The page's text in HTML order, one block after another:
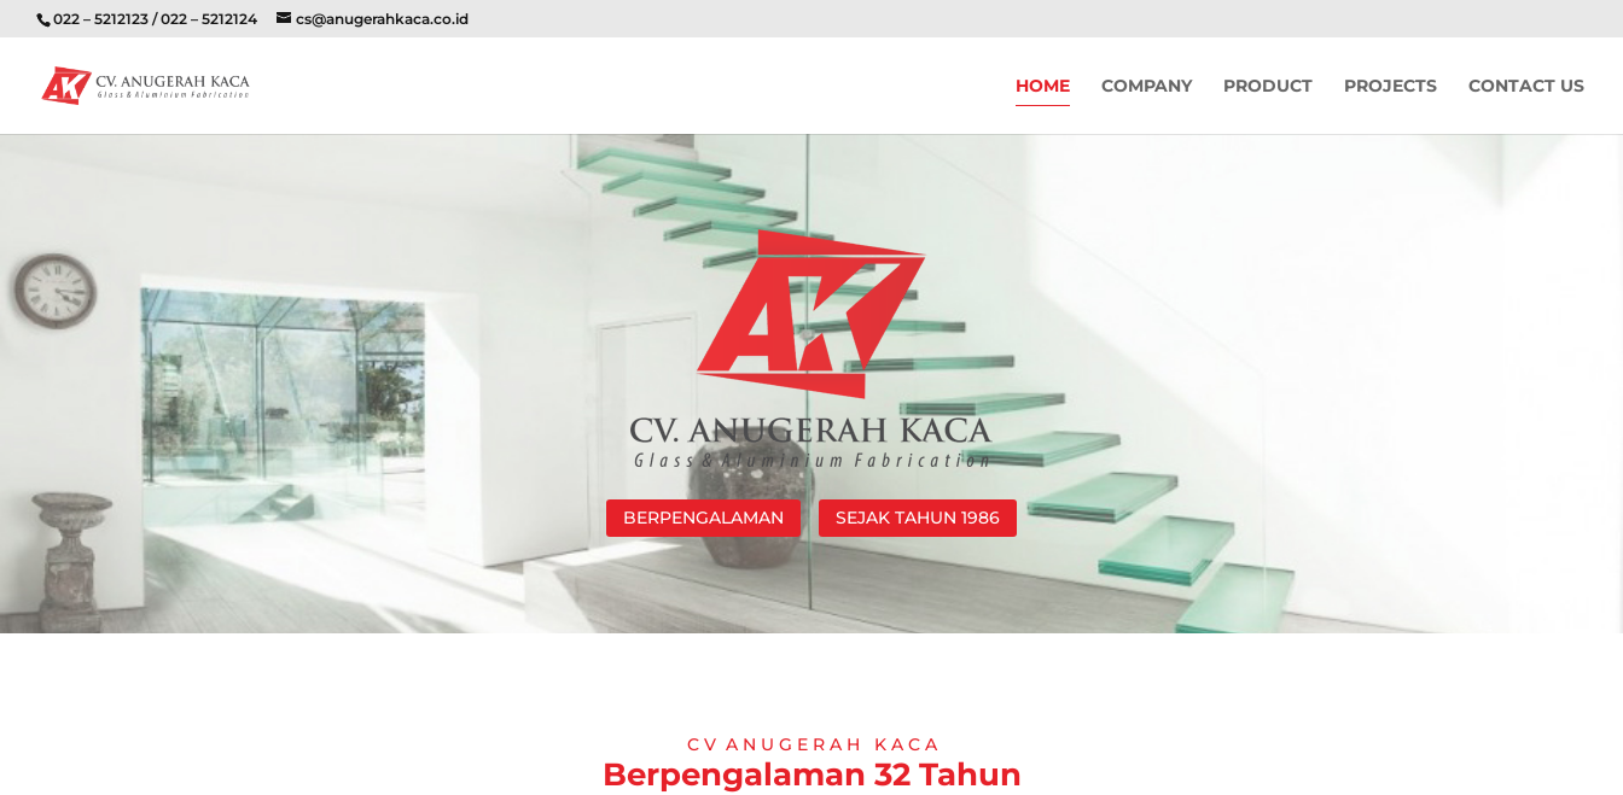
022 – 5212123 / 022 – 5212124 cs@anugerahkaca.co.id
HOME COMPANY PRODUCT PROJECTS CONTACT US
BERPENGALAMAN SEJAK TAHUN 1986
C V A N U G E R A H K A C A
Berpengalaman 32 Tahun